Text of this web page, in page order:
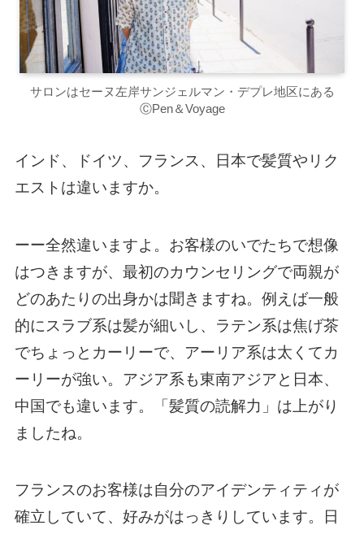
サロンはセーヌ左岸サンジェルマン・デプレ地区にある
ⒸPen＆Voyage
インド、ドイツ、フランス、日本で髪質やリク
エストは違いますか。
ーー全然違いますよ。お客様のいでたちで想像
はつきますが、最初のカウンセリングで両親が
どのあたりの出身かは聞きますね。例えば一般
的にスラブ系は髪が細いし、ラテン系は焦げ茶
でちょっとカーリーで、アーリア系は太くてカ
ーリーが強い。アジア系も東南アジアと日本、
中国でも違います。「髪質の読解力」は上がり
ましたね。
フランスのお客様は自分のアイデンティティが
確立していて、好みがはっきりしています。日